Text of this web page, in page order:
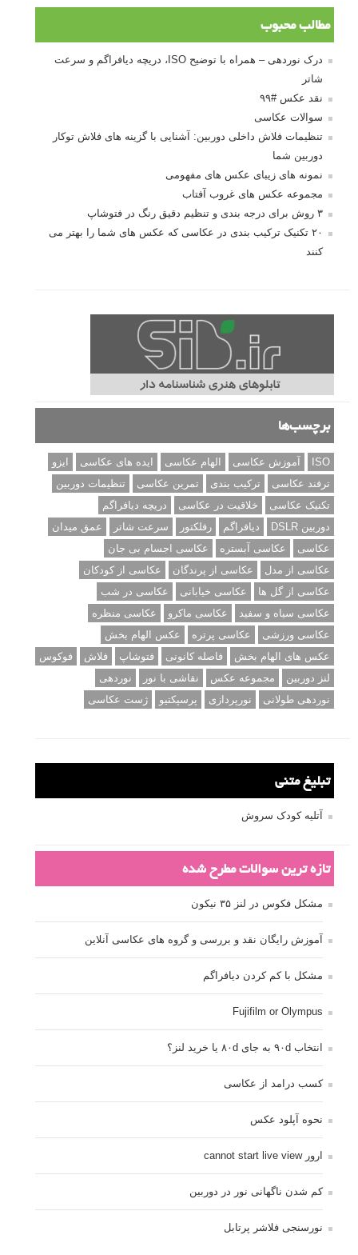
مطالب محبوب
درک نوردهی – همراه با توضیح ISO، دریچه دیافراگم و سرعت
شاتر
نقد عکس #۹۹
سوالات عکاسی
تنظیمات فلاش داخلی دوربین: آشنایی با گزینه های فلاش توکار
دوربین شما
نمونه های زیبای عکس های مفهومی
مجموعه عکس های غروب آفتاب
۳ روش برای درجه بندی و تنظیم دقیق رنگ در فتوشاپ
۲۰ تکنیک ترکیب بندی در عکاسی که عکس های شما را بهتر می
کنند
برچسب‌ها
ISO آموزش عکاسی الهام عکاسی ایده های عکاسی
ایزو
ترفند عکاسی
ترکیب بندی تمرین عکاسی
تنظیمات دوربین
تکنیک عکاسی
خلاقیت در عکاسی
دریچه دیافراگم
دوربین DSLR
دیافراگم رفلکتور سرعت شاتر
عمق میدان
عکاسی
عکاسی آبستره
عکاسی اجسام بی جان
عکاسی از مدل
عکاسی از پرندگان
عکاسی از کودکان
عکاسی از گل ها
عکاسی خیابانی
عکاسی در شب
عکاسی سیاه و سفید
عکاسی ماکرو
عکاسی منظره
عکاسی ورزشی
عکاسی پرتره
عکس الهام بخش
عکس های الهام بخش
فاصله کانونی فتوشاپ فلاش
فوکوس
لنز دوربین
مجموعه عکس نقاشی با نور
نوردهی
نوردهی طولانی
نورپردازی پرسپکتیو ژست عکاسی
تبلیغ متنی
آتلیه کودک سروش
تازه ترین سوالات مطرح شده
مشکل فکوس در لنز ۳۵ نیکون
آموزش رایگان نقد و بررسی و گروه های عکاسی آنلاین
مشکل با کم کردن دیافراگم
Fujifilm or Olympus
انتخاب ۹۰d به جای ۸۰d یا خرید لنز؟
کسب درامد از عکاسی
نحوه آپلود عکس
ارور cannot start live view
کم شدن ناگهانی نور در دوربین
نورسنجی فلاشر پرتابل